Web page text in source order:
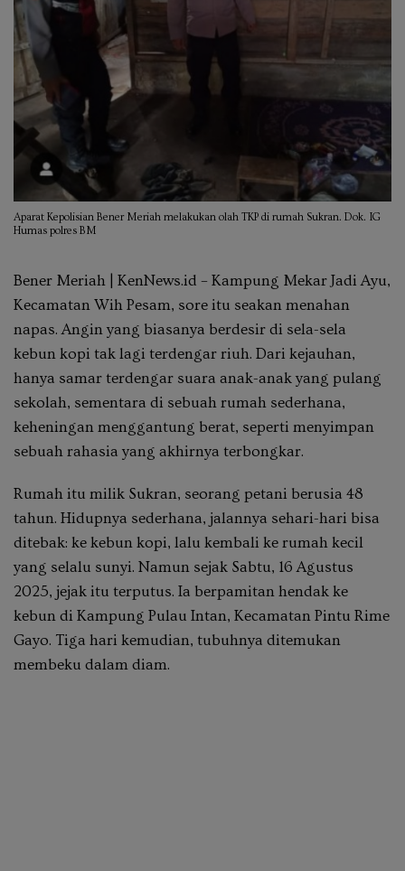
Aparat Kepolisian Bener Meriah melakukan olah TKP di rumah Sukran. Dok. IG
Humas polres BM
Bener Meriah | KenNews.id – Kampung Mekar Jadi Ayu,
Kecamatan Wih Pesam, sore itu seakan menahan
napas. Angin yang biasanya berdesir di sela-sela
kebun kopi tak lagi terdengar riuh. Dari kejauhan,
hanya samar terdengar suara anak-anak yang pulang
sekolah, sementara di sebuah rumah sederhana,
keheningan menggantung berat, seperti menyimpan
sebuah rahasia yang akhirnya terbongkar.
Rumah itu milik Sukran, seorang petani berusia 48
tahun. Hidupnya sederhana, jalannya sehari-hari bisa
ditebak: ke kebun kopi, lalu kembali ke rumah kecil
yang selalu sunyi. Namun sejak Sabtu, 16 Agustus
2025, jejak itu terputus. Ia berpamitan hendak ke
kebun di Kampung Pulau Intan, Kecamatan Pintu Rime
Gayo. Tiga hari kemudian, tubuhnya ditemukan
membeku dalam diam.